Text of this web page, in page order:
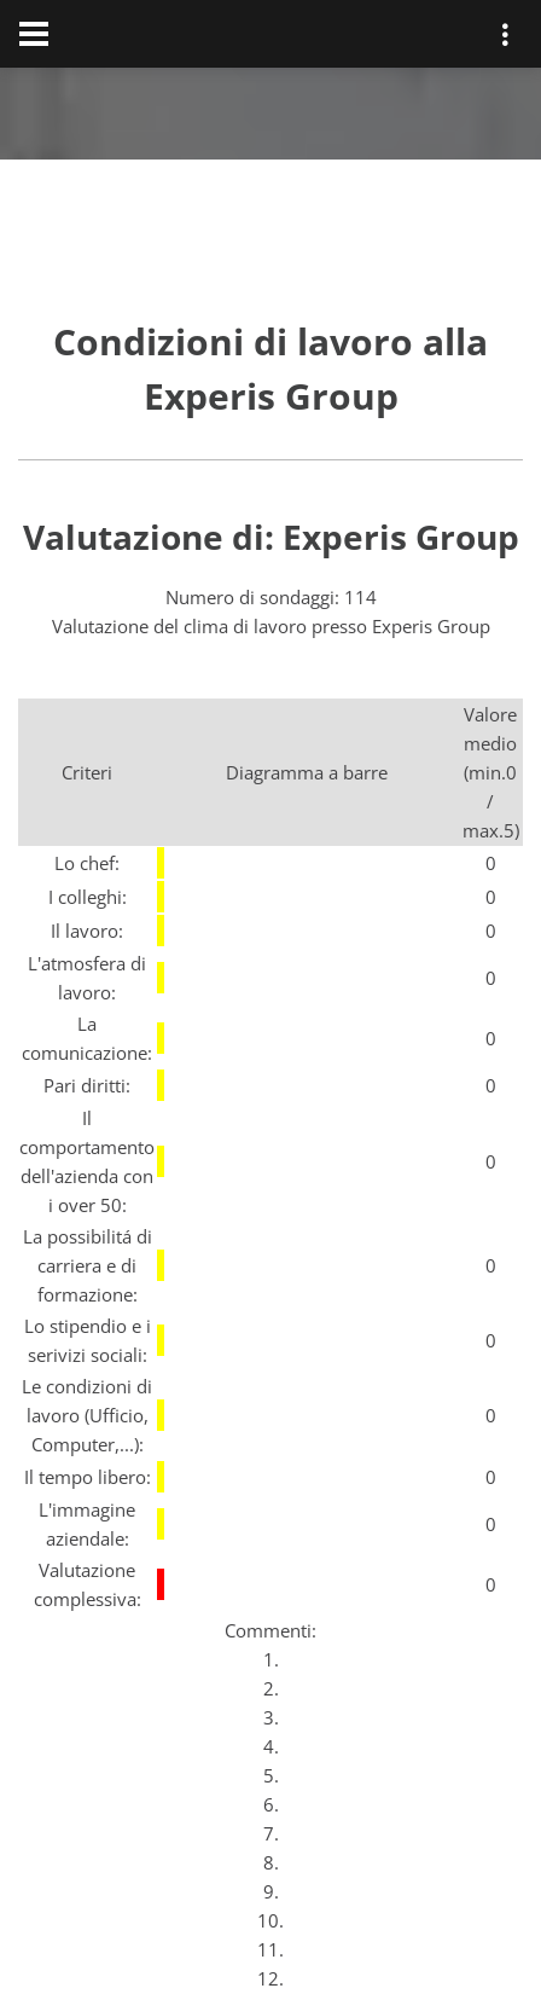
Condizioni di lavoro alla
Experis Group
Valutazione di: Experis Group
Numero di sondaggi: 114
Valutazione del clima di lavoro presso Experis Group
Criteri Diagramma a barre
Valore
medio
(min.0
/
max.5)
Lo chef:
0
I colleghi:
0
Il lavoro:
0
L'atmosfera di
lavoro:
0
La
comunicazione:
0
Pari diritti:
0
Il
comportamento
dell'azienda con
i over 50:
0
La possibilitá di
carriera e di
formazione:
0
Lo stipendio e i
serivizi sociali:
0
Le condizioni di
lavoro (Ufficio,
Computer,...):
0
Il tempo libero:
0
L'immagine
aziendale:
0
Valutazione
complessiva:
0
Commenti:
1.
2.
3.
4.
5.
6.
7.
8.
9.
10.
11.
12.